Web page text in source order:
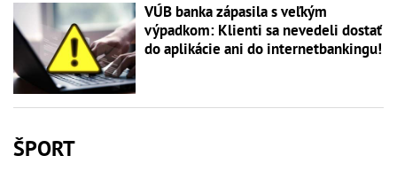
VÚB banka zápasila s veľkým
výpadkom: Klienti sa nevedeli dostať
do aplikácie ani do internetbankingu!
ŠPORT